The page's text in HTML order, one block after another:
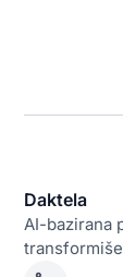
Daktela
AI-bazirana